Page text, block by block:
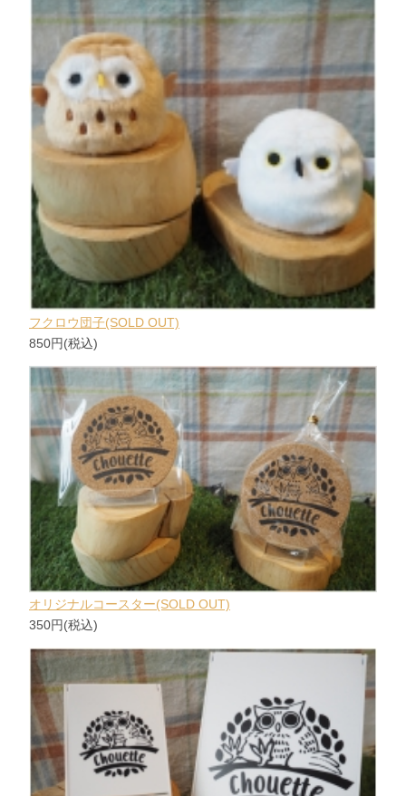
フクロウ団子(SOLD OUT)
850円(税込)
オリジナルコースター(SOLD OUT)
350円(税込)